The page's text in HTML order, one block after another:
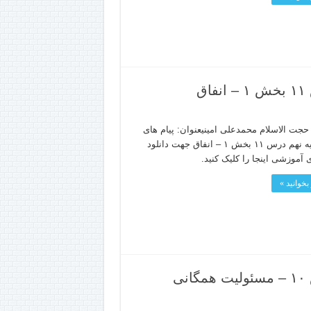
الاسلام محمدعلی امینیعنوان: پیام های
آسمانپایه نهم درس ۱۱ بخش ۱ – انفاق جهت دانلود
آموزشی اینجا را کلیک کنید.
»